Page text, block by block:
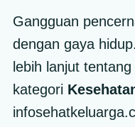
Gangguan
dengan gaya
lebih lanjut
kategori